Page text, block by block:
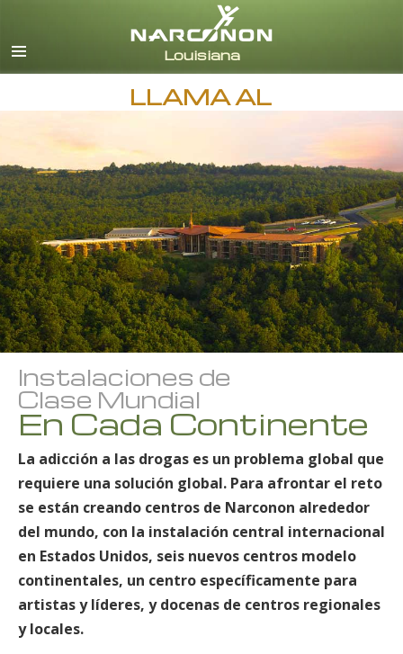
LLAMA AL
Instalaciones de
Clase Mundial
En Cada Continente
La adicción a las drogas es un problema global que
requiere una solución global. Para afrontar el reto
se están creando centros de Narconon alrededor
del mundo, con la instalación central internacional
en Estados Unidos, seis nuevos centros modelo
continentales, un centro específicamente para
artistas y líderes, y docenas de centros regionales
y locales.